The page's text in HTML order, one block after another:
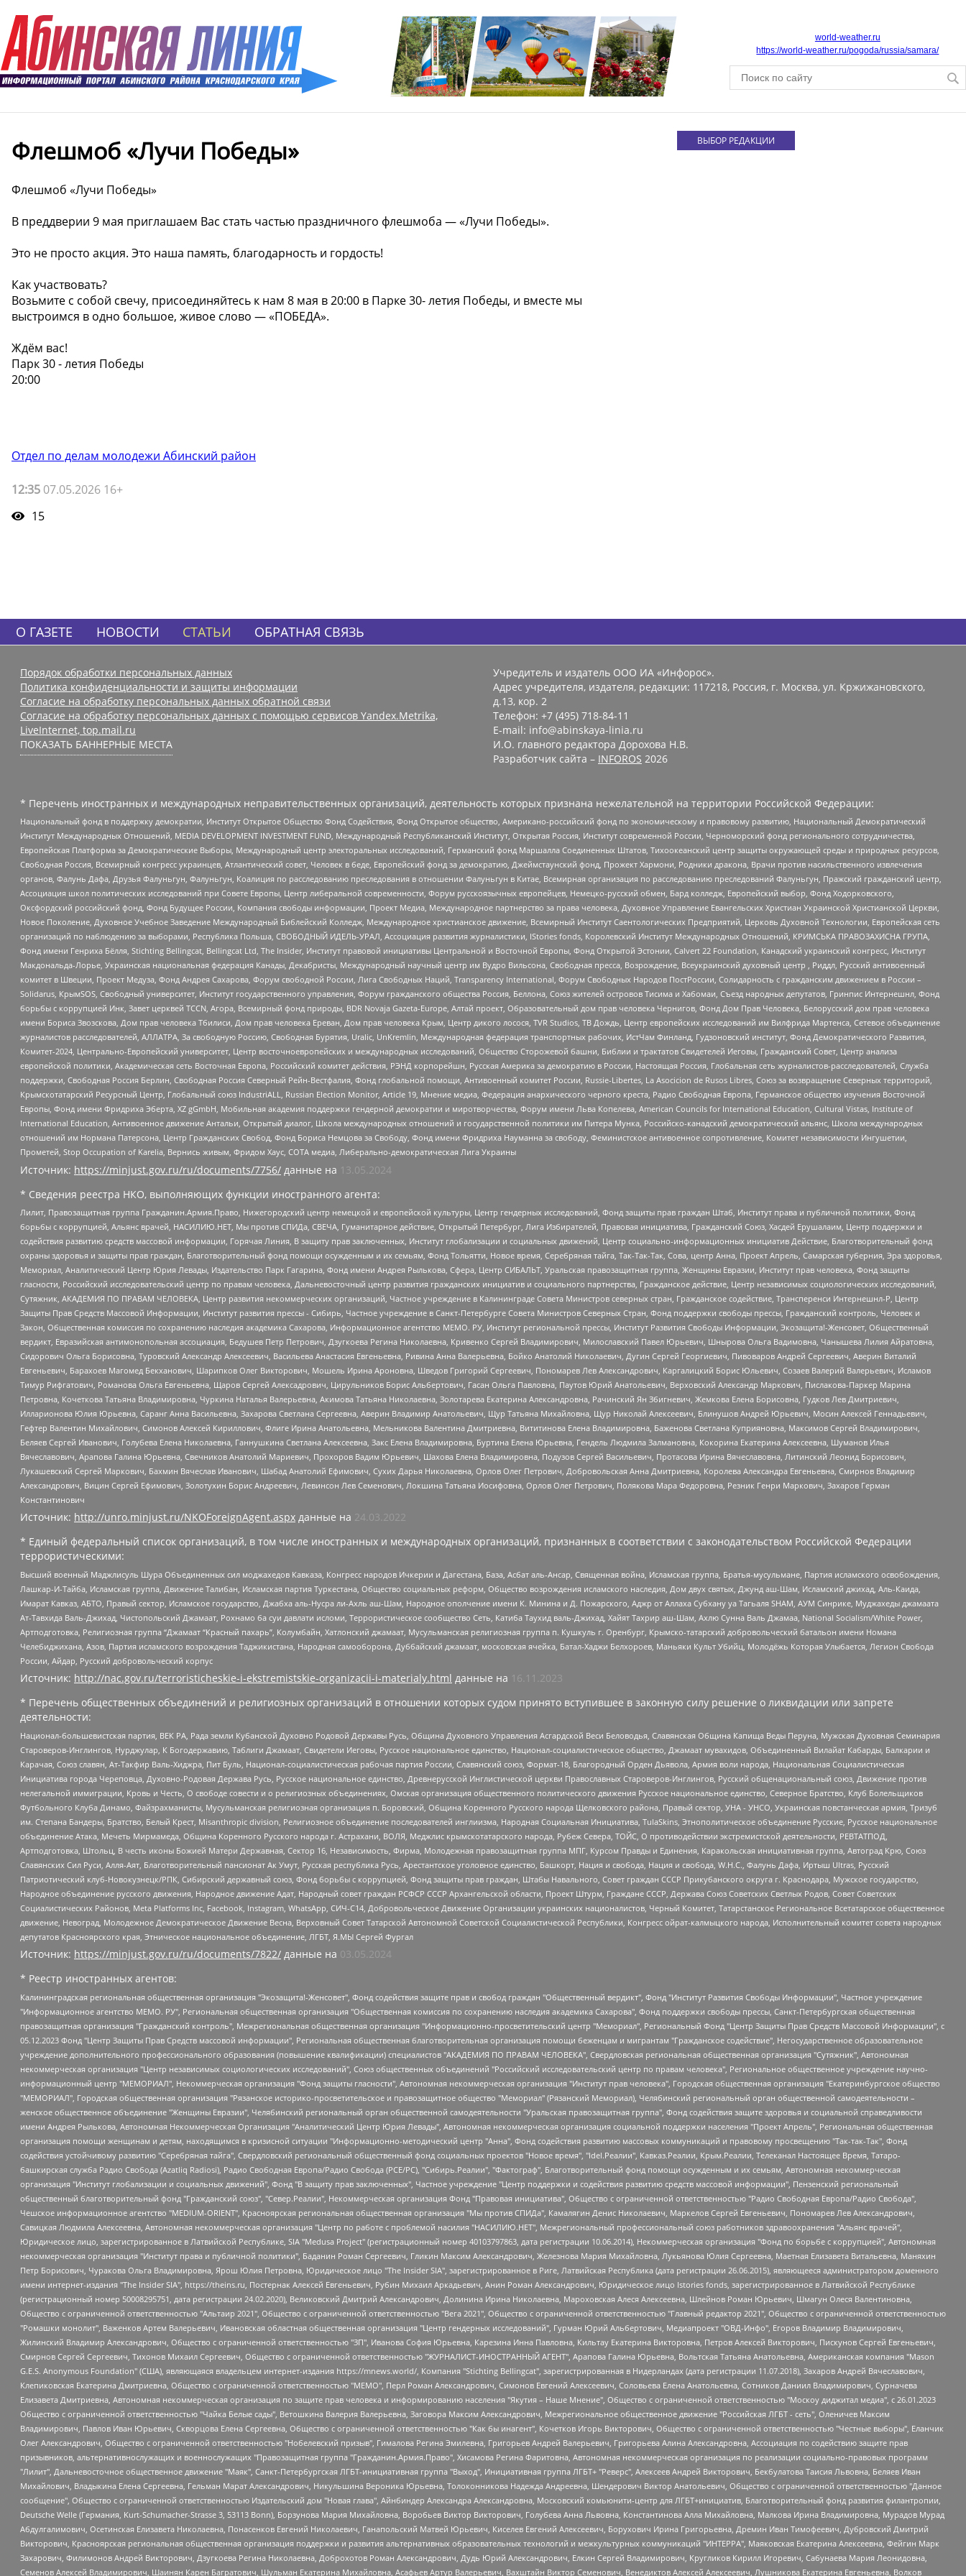
world-weather.ru
https://world-weather.ru/pogoda/russia/samara/
Флешмоб «Лучи Победы»
Флешмоб «Лучи Победы»
В преддверии 9 мая приглашаем Вас стать частью праздничного флешмоба — «Лучи Победы».️
Это не просто акция. Это наша память, благодарность и гордость!
Как участвовать?
Возьмите с собой свечу, присоединяйтесь к нам 8 мая в 20:00 в Парке 30- летия Победы, и вместе мы
выстроимся в одно большое, живое слово — «ПОБЕДА».
Ждём вас!
Парк 30 - летия Победы
20:00
Отдел по делам молодежи Абинский район
12:35 07.05.2026 16+
15
ВЫБОР РЕДАКЦИИ
О ГАЗЕТЕ НОВОСТИ СТАТЬИ ОБРАТНАЯ СВЯЗЬ
Порядок обработки персональных данных
Политика конфиденциальности и защиты информации
Согласие на обработку персональных данных обратной связи
Согласие на обработку персональных данных с помощью сервисов Yandex.Metrika,
LiveInternet, top.mail.ru
ПОКАЗАТЬ БАННЕРНЫЕ МЕСТА
Учредитель и издатель ООО ИА «Инфорос».
Адрес учредителя, издателя, редакции: 117218, Россия, г. Москва, ул. Кржижановского,
д.13, кор. 2
Телефон: +7 (495) 718-84-11
E-mail: info@abinskaya-linia.ru
И.О. главного редактора Дорохова Н.В.
Разработчик сайта – INFOROS 2026
* Перечень иностранных и международных неправительственных организаций, деятельность которых признана нежелательной на территории Российской Федерации:
Национальный фонд в поддержку демократии, Институт Открытое Общество Фонд Содействия, Фонд Открытое общество, Американо-российский фонд по экономическому и правовому развитию, Национальный Демократический
Институт Международных Отношений, MEDIA DEVELOPMENT INVESTMENT FUND, Международный Республиканский Институт, Открытая Россия, Институт современной России, Черноморский фонд регионального сотрудничества,
Европейская Платформа за Демократические Выборы, Международный центр электоральных исследований, Германский фонд Маршалла Соединенных Штатов, Тихоокеанский центр защиты окружающей среды и природных ресурсов,
Свободная Россия, Всемирный конгресс украинцев, Атлантический совет, Человек в беде, Европейский фонд за демократию, Джеймстаунский фонд, Прожект Хармони, Родники дракона, Врачи против насильственного извлечения
органов, Фалунь Дафа, Друзья Фалуньгун, Фалуньгун, Коалиция по расследованию преследования в отношении Фалуньгун в Китае, Всемирная организация по расследованию преследований Фалуньгун, Пражский гражданский центр,
Ассоциация школ политических исследований при Совете Европы, Центр либеральной современности, Форум русскоязычных европейцев, Немецко-русский обмен, Бард колледж, Европейский выбор, Фонд Ходорковского,
Оксфордский российский фонд, Фонд Будущее России, Компания свободы информации, Проект Медиа, Международное партнерство за права человека, Духовное Управление Евангельских Христиан Украинской Христианской Церкви,
Новое Поколение, Духовное Учебное Заведение Международный Библейский Колледж, Международное христианское движение, Всемирный Институт Саентологических Предприятий, Церковь Духовной Технологии, Европейская сеть
организаций по наблюдению за выборами, Республика Польша, СВОБОДНЫЙ ИДЕЛЬ-УРАЛ, Ассоциация развития журналистики, IStories fonds, Королевский Институт Международных Отношений, КРИМСЬКА ПРАВОЗАХИСНА ГРУПА,
Фонд имени Генриха Бёлля, Stichting Bellingcat, Bellingcat Ltd, The Insider, Институт правовой инициативы Центральной и Восточной Европы, Фонд Открытой Эстонии, Calvert 22 Foundation, Канадский украинский конгресс, Институт
Макдональда-Лорье, Украинская национальная федерация Канады, Декабристы, Международный научный центр им Вудро Вильсона, Свободная пресса, Возрождение, Всеукраинский духовный центр , Риддл, Русский антивоенный
комитет в Швеции, Проект Медуза, Фонд Андрея Сахарова, Форум свободной России, Лига Свободных Наций, Transparеncy International, Форум Свободных Народов ПостРоссии, Солидарность с гражданским движением в России –
Solidarus, КрымSOS, Свободный университет, Институт государственного управления, Форум гражданского общества Россия, Беллона, Союз жителей островов Тисима и Хабомаи, Съезд народных депутатов, Гринпис Интернешнл, Фонд
борьбы с коррупцией Инк, Завет церквей TCCN, Агора, Всемирный фонд природы, BDR Novaja Gazeta-Europe, Алтай проект, Образовательный дом прав человека Чернигов, Фонд Дом Прав Человека, Белорусский дом прав человека
имени Бориса Звозскова, Дом прав человека Тбилиси, Дом прав человека Ереван, Дом прав человека Крым, Центр дикого лосося, TVR Studios, ТВ Дождь, Центр европейских исследований им Вилфрида Мартенса, Сетевое объединение
журналистов расследователей, АЛЛАТРА, За свободную Россию, Свободная Бурятия, Uralic, UnKremlin, Международная федерация транспортных рабочих, ИстЧам Финланд, Гудзоновский институт, Фонд Демократического Развития,
Комитет-2024, Центрально-Европейский университет, Центр восточноевропейских и международных исследований, Общество Сторожевой башни, Библии и трактатов Свидетелей Иеговы, Гражданский Совет, Центр анализа
европейской политики, Академическая сеть Восточная Европа, Российский комитет действия, РЭНД корпорейшн, Русская Америка за демократию в России, Настоящая Россия, Глобальная сеть журналистов-расследователей, Служба
поддержки, Свободная Россия Берлин, Свободная Россия Северный Рейн-Вестфалия, Фонд глобальной помощи, Антивоенный комитет России, Russie-Libertes, La Asocicion de Rusos Libres, Союз за возвращение Северных территорий,
Крымскотатарский Ресурсный Центр, Глобальный союз IndustriALL, Russian Election Monitor, Article 19, Мнение медиа, Федерация анархического черного креста, Радио Свободная Европа, Германское общество изучения Восточной
Европы, Фонд имени Фридриха Эберта, XZ gGmbH, Мобильная академия поддержки гендерной демократии и миротворчества, Форум имени Льва Копелева, American Councils for International Education, Cultural Vistas, Institute of
International Education, Антивоенное движение Антальи, Открытый диалог, Школа международных отношений и государственной политики им Питера Мунка, Российско-канадский демократический альянс, Школа международных
отношений им Нормана Патерсона, Центр Гражданских Свобод, Фонд Бориса Немцова за Свободу, Фонд имени Фридриха Науманна за свободу, Феминистское антивоенное сопротивление, Комитет независимости Ингушетии,
Прометей, Stop Occupation of Karelia, Вернись живым, Фридом Хаус, СОТА медиа, Либерально-демократическая Лига Украины
Источник: https://minjust.gov.ru/ru/documents/7756/ данные на 13.05.2024
* Сведения реестра НКО, выполняющих функции иностранного агента:
Лилит, Правозащитная группа Гражданин.Армия.Право, Нижегородский центр немецкой и европейской культуры, Центр гендерных исследований, Фонд защиты прав граждан Штаб, Институт права и публичной политики, Фонд
борьбы с коррупцией, Альянс врачей, НАСИЛИЮ.НЕТ, Мы против СПИДа, СВЕЧА, Гуманитарное действие, Открытый Петербург, Лига Избирателей, Правовая инициатива, Гражданский Союз, Хасдей Ерушалаим, Центр поддержки и
содействия развитию средств массовой информации, Горячая Линия, В защиту прав заключенных, Институт глобализации и социальных движений, Центр социально-информационных инициатив Действие, Благотворительный фонд
охраны здоровья и защиты прав граждан, Благотворительный фонд помощи осужденным и их семьям, Фонд Тольятти, Новое время, Серебряная тайга, Так-Так-Так, Сова, центр Анна, Проект Апрель, Самарская губерния, Эра здоровья,
Мемориал, Аналитический Центр Юрия Левады, Издательство Парк Гагарина, Фонд имени Андрея Рылькова, Сфера, Центр СИБАЛЬТ, Уральская правозащитная группа, Женщины Евразии, Институт прав человека, Фонд защиты
гласности, Российский исследовательский центр по правам человека, Дальневосточный центр развития гражданских инициатив и социального партнерства, Гражданское действие, Центр независимых социологических исследований,
Сутяжник, АКАДЕМИЯ ПО ПРАВАМ ЧЕЛОВЕКА, Центр развития некоммерческих организаций, Частное учреждение в Калининграде Совета Министров северных стран, Гражданское содействие, Трансперенси Интернешнл-Р, Центр
Защиты Прав Средств Массовой Информации, Институт развития прессы - Сибирь, Частное учреждение в Санкт-Петербурге Совета Министров Северных Стран, Фонд поддержки свободы прессы, Гражданский контроль, Человек и
Закон, Общественная комиссия по сохранению наследия академика Сахарова, Информационное агентство МЕМО. РУ, Институт региональной прессы, Институт Развития Свободы Информации, Экозащита!-Женсовет, Общественный
вердикт, Евразийская антимонопольная ассоциация, Бедушев Петр Петрович, Дзугкоева Регина Николаевна, Кривенко Сергей Владимирович, Милославский Павел Юрьевич, Шнырова Ольга Вадимовна, Чанышева Лилия Айратовна,
Сидорович Ольга Борисовна, Туровский Александр Алексеевич, Васильева Анастасия Евгеньевна, Ривина Анна Валерьевна, Бойко Анатолий Николаевич, Дугин Сергей Георгиевич, Пивоваров Андрей Сергеевич, Аверин Виталий
Евгеньевич, Барахоев Магомед Бекханович, Шарипков Олег Викторович, Мошель Ирина Ароновна, Шведов Григорий Сергеевич, Пономарев Лев Александрович, Каргалицкий Борис Юльевич, Созаев Валерий Валерьевич, Исламов
Тимур Рифгатович, Романова Ольга Евгеньевна, Щаров Сергей Алексадрович, Цирульников Борис Альбертович, Гасан Ольга Павловна, Паутов Юрий Анатольевич, Верховский Александр Маркович, Пислакова-Паркер Марина
Петровна, Кочеткова Татьяна Владимировна, Чуркина Наталья Валерьевна, Акимова Татьяна Николаевна, Золотарева Екатерина Александровна, Рачинский Ян Збигневич, Жемкова Елена Борисовна, Гудков Лев Дмитриевич,
Илларионова Юлия Юрьевна, Саранг Анна Васильевна, Захарова Светлана Сергеевна, Аверин Владимир Анатольевич, Щур Татьяна Михайловна, Щур Николай Алексеевич, Блинушов Андрей Юрьевич, Мосин Алексей Геннадьевич,
Гефтер Валентин Михайлович, Симонов Алексей Кириллович, Флиге Ирина Анатольевна, Мельникова Валентина Дмитриевна, Вититинова Елена Владимировна, Баженова Светлана Куприяновна, Максимов Сергей Владимирович,
Беляев Сергей Иванович, Голубева Елена Николаевна, Ганнушкина Светлана Алексеевна, Закс Елена Владимировна, Буртина Елена Юрьевна, Гендель Людмила Залмановна, Кокорина Екатерина Алексеевна, Шуманов Илья
Вячеславович, Арапова Галина Юрьевна, Свечников Анатолий Мариевич, Прохоров Вадим Юрьевич, Шахова Елена Владимировна, Подузов Сергей Васильевич, Протасова Ирина Вячеславовна, Литинский Леонид Борисович,
Лукашевский Сергей Маркович, Бахмин Вячеслав Иванович, Шабад Анатолий Ефимович, Сухих Дарья Николаевна, Орлов Олег Петрович, Добровольская Анна Дмитриевна, Королева Александра Евгеньевна, Смирнов Владимир
Александрович, Вицин Сергей Ефимович, Золотухин Борис Андреевич, Левинсон Лев Семенович, Локшина Татьяна Иосифовна, Орлов Олег Петрович, Полякова Мара Федоровна, Резник Генри Маркович, Захаров Герман
Константинович
Источник: http://unro.minjust.ru/NKOForeignAgent.aspx данные на 24.03.2022
* Единый федеральный список организаций, в том числе иностранных и международных организаций, признанных в соответствии с законодательством Российской Федерации
террористическими:
Высший военный Маджлисуль Шура Объединенных сил моджахедов Кавказа, Конгресс народов Ичкерии и Дагестана, База, Асбат аль-Ансар, Священная война, Исламская группа, Братья-мусульмане, Партия исламского освобождения,
Лашкар-И-Тайба, Исламская группа, Движение Талибан, Исламская партия Туркестана, Общество социальных реформ, Общество возрождения исламского наследия, Дом двух святых, Джунд аш-Шам, Исламский джихад, Аль-Каида,
Имарат Кавказ, АБТО, Правый сектор, Исламское государство, Джабха аль-Нусра ли-Ахль аш-Шам, Народное ополчение имени К. Минина и Д. Пожарского, Аджр от Аллаха Субхану уа Тагьаля SHAM, АУМ Синрике, Муджахеды джамаата
Ат-Тавхида Валь-Джихад, Чистопольский Джамаат, Рохнамо ба суи давлати исломи, Террористическое сообщество Сеть, Катиба Таухид валь-Джихад, Хайят Тахрир аш-Шам, Ахлю Сунна Валь Джамаа, National Socialism/White Power,
Артподготовка, Религиозная группа “Джамаат “Красный пахарь”, Колумбайн, Хатлонский джамаат, Мусульманская религиозная группа п. Кушкуль г. Оренбург, Крымско-татарский добровольческий батальон имени Номана
Челебиджихана, Азов, Партия исламского возрождения Таджикистана, Народная самооборона, Дуббайский джамаат, московская ячейка, Батал-Хаджи Белхороев, Маньяки Культ Убийц, Молодёжь Которая Улыбается, Легион Свобода
России, Айдар, Русский добровольческий корпус
Источник: http://nac.gov.ru/terroristicheskie-i-ekstremistskie-organizacii-i-materialy.html данные на 16.11.2023
* Перечень общественных объединений и религиозных организаций в отношении которых судом принято вступившее в законную силу решение о ликвидации или запрете
деятельности:
Национал-большевистская партия, ВЕК РА, Рада земли Кубанской Духовно Родовой Державы Русь, Община Духовного Управления Асгардской Веси Беловодья, Славянская Община Капища Веды Перуна, Мужская Духовная Семинария
Староверов-Инглингов, Нурджулар, К Богодержавию, Таблиги Джамаат, Свидетели Иеговы, Русское национальное единство, Национал-социалистическое общество, Джамаат мувахидов, Объединенный Вилайат Кабарды, Балкарии и
Карачая, Союз славян, Ат-Такфир Валь-Хиджра, Пит Буль, Национал-социалистическая рабочая партия России, Славянский союз, Формат-18, Благородный Орден Дьявола, Армия воли народа, Национальная Социалистическая
Инициатива города Череповца, Духовно-Родовая Держава Русь, Русское национальное единство, Древнерусской Инглистической церкви Православных Староверов-Инглингов, Русский общенациональный союз, Движение против
нелегальной иммиграции, Кровь и Честь, О свободе совести и о религиозных объединениях, Омская организация общественного политического движения Русское национальное единство, Северное Братство, Клуб Болельщиков
Футбольного Клуба Динамо, Файзрахманисты, Мусульманская религиозная организация п. Боровский, Община Коренного Русского народа Щелковского района, Правый сектор, УНА - УНСО, Украинская повстанческая армия, Тризуб
им. Степана Бандеры, Братство, Белый Крест, Misanthropic division, Религиозное объединение последователей инглиизма, Народная Социальная Инициатива, TulaSkins, Этнополитическое объединение Русские, Русское национальное
объединение Атака, Мечеть Мирмамеда, Община Коренного Русского народа г. Астрахани, ВОЛЯ, Меджлис крымскотатарского народа, Рубеж Севера, ТОЙС, О противодействии экстремистской деятельности, РЕВТАТПОД,
Артподготовка, Штольц, В честь иконы Божией Матери Державная, Сектор 16, Независимость, Фирма, Молодежная правозащитная группа МПГ, Курсом Правды и Единения, Каракольская инициативная группа, Автоград Крю, Союз
Славянских Сил Руси, Алля-Аят, Благотворительный пансионат Ак Умут, Русская республика Русь, Арестантское уголовное единство, Башкорт, Нация и свобода, Нация и свобода, W.H.С., Фалунь Дафа, Иртыш Ultras, Русский
Патриотический клуб-Новокузнецк/РПК, Сибирский державный союз, Фонд борьбы с коррупцией, Фонд защиты прав граждан, Штабы Навального, Совет граждан СССР Прикубанского округа г. Краснодара, Мужское государство,
Народное объединение русского движения, Народное движение Адат, Народный совет граждан РСФСР СССР Архангельской области, Проект Штурм, Граждане СССР, Держава Союз Советских Светлых Родов, Совет Советских
Социалистических Районов, Meta Platforms Inc, Facebook, Instagram, WhatsApp, СИЧ-С14, Добровольческое Движение Организации украинских националистов, Черный Комитет, Татарстанское Региональное Всетатарское общественное
движение, Невоград, Молодежное Демократическое Движение Весна, Верховный Совет Татарской Автономной Советской Социалистической Республики, Конгресс ойрат-калмыцкого народа, Исполнительный комитет совета народных
депутатов Красноярского края, Этническое национальное объединение, ЛГБТ, Я.МЫ Сергей Фургал
Источник: https://minjust.gov.ru/ru/documents/7822/ данные на 03.05.2024
* Реестр иностранных агентов:
Калининградская региональная общественная организация "Экозащита!-Женсовет", Фонд содействия защите прав и свобод граждан "Общественный вердикт", Фонд "Институт Развития Свободы Информации", Частное учреждение "Информационное агентство МЕМО. РУ", Региональная общественная организация "Общественная комиссия по сохранению наследия академика Сахарова", Фонд поддержки свободы прессы, Санкт-Петербургская общественная правозащитная организация "Гражданский контроль", Межрегиональная общественная организация "Информационно-просветительский центр "Мемориал", Региональный Фонд "Центр Защиты Прав Средств Массовой Информации", с 05.12.2023 Фонд "Центр Защиты Прав Средств массовой информации", Региональная общественная благотворительная организация помощи беженцам и мигрантам "Гражданское содействие", Негосударственное образовательное учреждение дополнительного профессионального образования (повышение квалификации) специалистов "АКАДЕМИЯ ПО ПРАВАМ ЧЕЛОВЕКА", Свердловская региональная общественная организация "Сутяжник", Автономная некоммерческая организация "Центр независимых социологических исследований", Союз общественных объединений "Российский исследовательский центр по правам человека", Региональное общественное учреждение научно-информационный центр "МЕМОРИАЛ", Некоммерческая организация "Фонд защиты гласности", Автономная некоммерческая организация "Институт прав человека", Городская общественная организация "Екатеринбургское общество "МЕМОРИАЛ", Городская общественная организация "Рязанское историко-просветительское и правозащитное общество "Мемориал" (Рязанский Мемориал), Челябинский региональный орган общественной самодеятельности – женское общественное объединение "Женщины Евразии", Челябинский региональный орган общественной самодеятельности "Уральская правозащитная группа", Фонд содействия защите здоровья и социальной справедливости имени Андрея Рылькова, Автономная Некоммерческая Организация "Аналитический Центр Юрия Левады", Автономная некоммерческая организация социальной поддержки населения "Проект Апрель", Региональная общественная организация помощи женщинам и детям, находящимся в кризисной ситуации "Информационно-методический центр "Анна", Фонд содействия развитию массовых коммуникаций и правовому просвещению "Так-так-Так", Фонд содействия устойчивому развитию "Серебряная тайга", Свердловский региональный общественный фонд социальных проектов "Новое время", "Idel.Реалии", Кавказ.Реалии, Крым.Реалии, Телеканал Настоящее Время, Татаро-башкирская служба Радио Свобода (Azatliq Radiosi), Радио Свободная Европа/Радио Свобода (PCE/PC), "Сибирь.Реалии", "Фактограф", Благотворительный фонд помощи осужденным и их семьям, Автономная некоммерческая организация "Институт глобализации и социальных движений", Фонд "В защиту прав заключенных", Частное учреждение "Центр поддержки и содействия развитию средств массовой информации", Пензенский региональный общественный благотворительный фонд "Гражданский союз", "Север.Реалии", Некоммерческая организация Фонд "Правовая инициатива", Общество с ограниченной ответственностью "Радио Свободная Европа/Радио Свобода", Чешское информационное агентство "MEDIUM-ORIENT", Красноярская региональная общественная организация "Мы против СПИДа", Камалягин Денис Николаевич, Маркелов Сергей Евгеньевич, Пономарев Лев Александрович, Савицкая Людмила Алексеевна, Автономная некоммерческая организация "Центр по работе с проблемой насилия "НАСИЛИЮ.НЕТ", Межрегиональный профессиональный союз работников здравоохранения "Альянс врачей", Юридическое лицо, зарегистрированное в Латвийской Республике, SIA "Medusa Project" (регистрационный номер 40103797863, дата регистрации 10.06.2014), Некоммерческая организация "Фонд по борьбе с коррупцией", Автономная некоммерческая организация "Институт права и публичной политики", Баданин Роман Сергеевич, Гликин Максим Александрович, Железнова Мария Михайловна, Лукьянова Юлия Сергеевна, Маетная Елизавета Витальевна, Маняхин Петр Борисович, Чуракова Ольга Владимировна, Ярош Юлия Петровна, Юридическое лицо "The Insider SIA", зарегистрированное в Риге, Латвийская Республика (дата регистрации 26.06.2015), являющееся администратором доменного имени интернет-издания "The Insider SIA", https://theins.ru, Постернак Алексей Евгеньевич, Рубин Михаил Аркадьевич, Анин Роман Александрович, Юридическое лицо Istories fonds, зарегистрированное в Латвийской Республике (регистрационный номер 50008295751, дата регистрации 24.02.2020), Великовский Дмитрий Александрович, Долинина Ирина Николаевна, Мароховская Алеся Алексеевна, Шлейнов Роман Юрьевич, Шмагун Олеся Валентиновна, Общество с ограниченной ответственностью "Альтаир 2021", Общество с ограниченной ответственностью "Вега 2021", Общество с ограниченной ответственностью "Главный редактор 2021", Общество с ограниченной ответственностью "Ромашки монолит", Важенков Артем Валерьевич, Ивановская областная общественная организация "Центр гендерных исследований", Гурман Юрий Альбертович, Медиапроект "ОВД-Инфо", Егоров Владимир Владимирович, Жилинский Владимир Александрович, Общество с ограниченной ответственностью "ЗП", Иванова София Юрьевна, Карезина Инна Павловна, Кильтау Екатерина Викторовна, Петров Алексей Викторович, Пискунов Сергей Евгеньевич, Смирнов Сергей Сергеевич, Тихонов Михаил Сергеевич, Общество с ограниченной ответственностью "ЖУРНАЛИСТ-ИНОСТРАННЫЙ АГЕНТ", Арапова Галина Юрьевна, Вольтская Татьяна Анатольевна, Американская компания "Mason G.E.S. Anonymous Foundation" (США), являющаяся владельцем интернет-издания https://mnews.world/, Компания "Stichting Bellingcat", зарегистрированная в Нидерландах (дата регистрации 11.07.2018), Захаров Андрей Вячеславович, Клепиковская Екатерина Дмитриевна, Общество с ограниченной ответственностью "МЕМО", Перл Роман Александрович, Симонов Евгений Алексеевич, Соловьева Елена Анатольевна, Сотников Даниил Владимирович, Сурначева Елизавета Дмитриевна, Автономная некоммерческая организация по защите прав человека и информированию населения "Якутия – Наше Мнение", Общество с ограниченной ответственностью "Москоу диджитал медиа", с 26.01.2023 Общество с ограниченной ответственностью "Чайка Белые сады", Ветошкина Валерия Валерьевна, Заговора Максим Александрович, Межрегиональное общественное движение "Российская ЛГБТ - сеть", Оленичев Максим Владимирович, Павлов Иван Юрьевич, Скворцова Елена Сергеевна, Общество с ограниченной ответственностью "Как бы инагент", Кочетков Игорь Викторович, Общество с ограниченной ответственностью "Честные выборы", Еланчик Олег Александрович, Общество с ограниченной ответственностью "Нобелевский призыв", Гималова Регина Эмилевна, Григорьев Андрей Валерьевич, Григорьева Алина Александровна, Ассоциация по содействию защите прав призывников, альтернативнослужащих и военнослужащих "Правозащитная группа "Гражданин.Армия.Право", Хисамова Регина Фаритовна, Автономная некоммерческая организация по реализации социально-правовых программ "Лилит", Дальневосточное общественное движение "Маяк", Санкт-Петербургская ЛГБТ-инициативная группа "Выход", Инициативная группа ЛГБТ+ "Реверс", Алексеев Андрей Викторович, Бекбулатова Таисия Львовна, Беляев Иван Михайлович, Владыкина Елена Сергеевна, Гельман Марат Александрович, Никульшина Вероника Юрьевна, Толоконникова Надежда Андреевна, Шендерович Виктор Анатольевич, Общество с ограниченной ответственностью "Данное сообщение", Общество с ограниченной ответственностью Издательский дом "Новая глава", Айнбиндер Александра Александровна, Московский комьюнити-центр для ЛГБТ+инициатив, Благотворительный фонд развития филантропии, Deutsche Welle (Германия, Kurt-Schumacher-Strasse 3, 53113 Bonn), Борзунова Мария Михайловна, Воробьев Виктор Викторович, Голубева Анна Львовна, Константинова Алла Михайловна, Малкова Ирина Владимировна, Мурадов Мурад Абдулгалимович, Осетинская Елизавета Николаевна, Понасенков Евгений Николаевич, Ганапольский Матвей Юрьевич, Киселев Евгений Алексеевич, Борухович Ирина Григорьевна, Дремин Иван Тимофеевич, Дубровский Дмитрий Викторович, Красноярская региональная общественная организация поддержки и развития альтернативных образовательных технологий и межкультурных коммуникаций "ИНТЕРРА", Маяковская Екатерина Алексеевна, Фейгин Марк Захарович, Филимонов Андрей Викторович, Дзугкоева Регина Николаевна, Доброхотов Роман Александрович, Дудь Юрий Александрович, Елкин Сергей Владимирович, Кругликов Кирилл Игоревич, Сабунаева Мария Леонидовна, Семенов Алексей Владимирович, Шаинян Карен Багратович, Шульман Екатерина Михайловна, Асафьев Артур Валерьевич, Вахштайн Виктор Семенович, Венедиктов Алексей Алексеевич, Лушникова Екатерина Евгеньевна, Волков Леонид Михайлович, Невзоров Александр Глебович, Пархоменко Сергей Борисович, Сироткин Ярослав Николаевич, Кара-Мурза Владимир Владимирович, Баранова Наталья Владимировна, Гозман Леонид Яковлевич, Кагарлицкий Борис Юльевич, Климарев Михаил Валерьевич, Милов Владимир Станиславович, Автономная некоммерческая организация Краснодарский центр современного искусства "Типография", Моргенштерн Алишер Тагирович, Соболь Любовь Эдуардовна, Общество с ограниченной ответственностью "ЛИЗА НОРМ", Каспаров Гарри Кимович, Ходорковский Михаил Борисович, Общество с ограниченной ответственностью "Апрельские тезисы", Данилович Ирина Брониславовна, Кашин Олег Владимирович, Петров Николай Владимирович, Пивоваров Алексей Владимирович, Соколов Михаил Владимирович, Цветкова Юлия Владимировна, Чичваркин Евгений Александрович, Комитет против пыток/Команда против пыток, Общество с ограниченной ответственностью "Первый научный", Общество с ограниченной ответственностью "Вертолет и ко", Белоцерковская Вероника Борисовна, Кац Максим Евгеньевич, Лазарева Татьяна Юрьевна, Шаведдинов Руслан Табризович, Яшин Илья Валерьевич, Общество с ограниченной ответственностью "Иноагент ААВ", Алешковский Дмитрий Петрович, Альбац Евгения Марковна, Быков Дмитрий Львович, Галямина Юлия Евгеньевна, Лойко Сергей Леонидович, Мартынов Кирилл Константинович, Медведев Сергей Александрович, Крашенинников Федор Геннадиевич, Гордеева Катерина Вл